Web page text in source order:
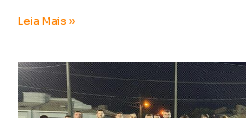
Leia Mais »